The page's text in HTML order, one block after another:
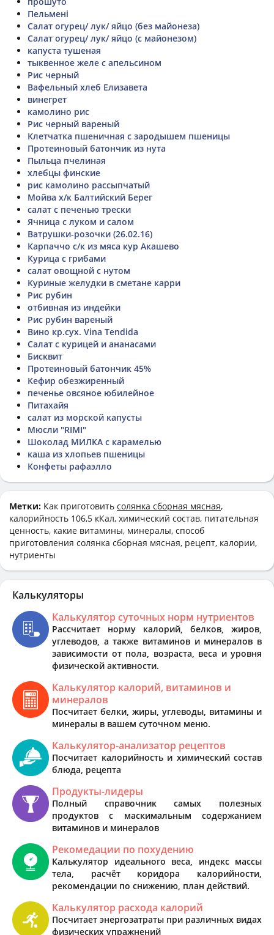
Пельмені
Салат огурец/ лук/ яйцо (без майонеза)
Салат огурец/ лук/ яйцо (с майонезом)
капуста тушеная
тыквенное желе с апельсином
Рис черный
Вафельный хлеб Елизавета
винегрет
камолино рис
Рис черный вареный
Клетчатка пшеничная с зародышем пшеницы
Протеиновый батончик из нута
Пыльца пчелиная
хлебцы финские
рис камолино рассыпчатый
Мойва х/к Балтийский Берег
салат с печенью трески
Ячница с луком и салом
Ватрушки-розочки (26.02.16)
Карпаччо с/к из мяса кур Акашево
Курица с грибами
салат овощной с нутом
Куриные желудки в сметане карри
Рис рубин
отбивная из индейки
Рис рубин вареный
Вино кр.сух. Vina Tendida
Салат с курицей и ананасами
Бисквит
Протеиновый батончик 45%
Кефир обезжиренный
печенье овсяное юбилейное
Питахайя
салат из морской капусты
Мюсли "RIMI"
Шоколад МИЛКА с карамелью
каша из хлопьев пшеницы
Конфеты рафаэлло
Метки: Как приготовить солянка сборная мясная,
калорийность 106,5 кКал, химический состав, питательная
ценность, какие витамины, минералы, способ
приготовления солянка сборная мясная, рецепт, калории,
нутриенты
Калькуляторы
Калькулятор суточных норм нутриентов
Рассчитает норму калорий, белков, жиров,
углеводов, а также витаминов и минералов в
зависимости от пола, возраста, веса и уровня
физической активности.
Калькулятор калорий, витаминов и
минералов
Посчитает белки, жиры, углеводы, витамины и
минералы в вашем суточном меню.
Калькулятор-анализатор рецептов
Посчитает калорийность и химический состав
блюда, рецепта
Продукты-лидеры
Полный справочник самых полезных
продуктов с маскимальным содержанием
витаминов и минералов
Рекомедации по похудению
Калькулятор идеального веса, индекс массы
тела, расчёт коридора калорийности,
рекомендации по снижению, план действий.
Калькулятор расхода калорий
Посчитает энергозатраты при различных видах
физических упражнений